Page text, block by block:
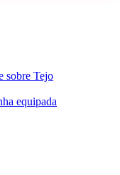
sobre Tejo
equipada